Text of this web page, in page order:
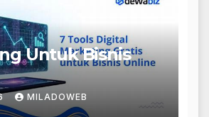
Untuk Bisnis
MILADOWEB